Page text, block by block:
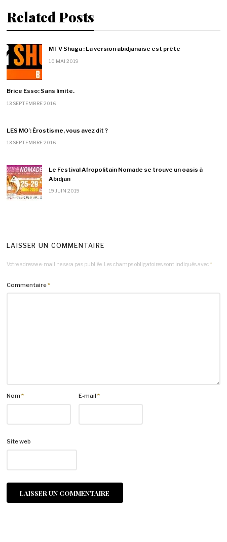
Related Posts
MTV Shuga : La version abidjanaise est prête
10 MAI 2019
Brice Esso: Sans limite.
13 SEPTEMBRE 2016
LES MO’: Érostisme, vous avez dit ?
13 SEPTEMBRE 2016
Le Festival Afropolitain Nomade se trouve un oasis à
Abidjan
19 JUIN 2019
LAISSER UN COMMENTAIRE
Votre adresse e-mail ne sera pas publiée. Les champs obligatoires sont indiqués avec *
Commentaire*
Nom* E-mail*
Site web